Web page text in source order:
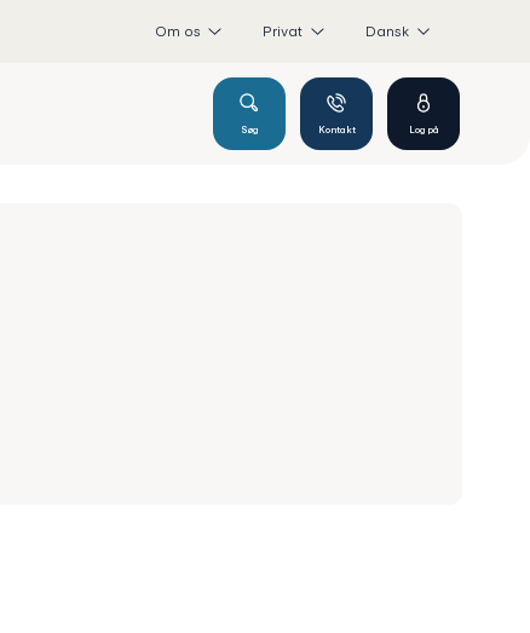
Om os Privat Dansk
Søg Kontakt Log på